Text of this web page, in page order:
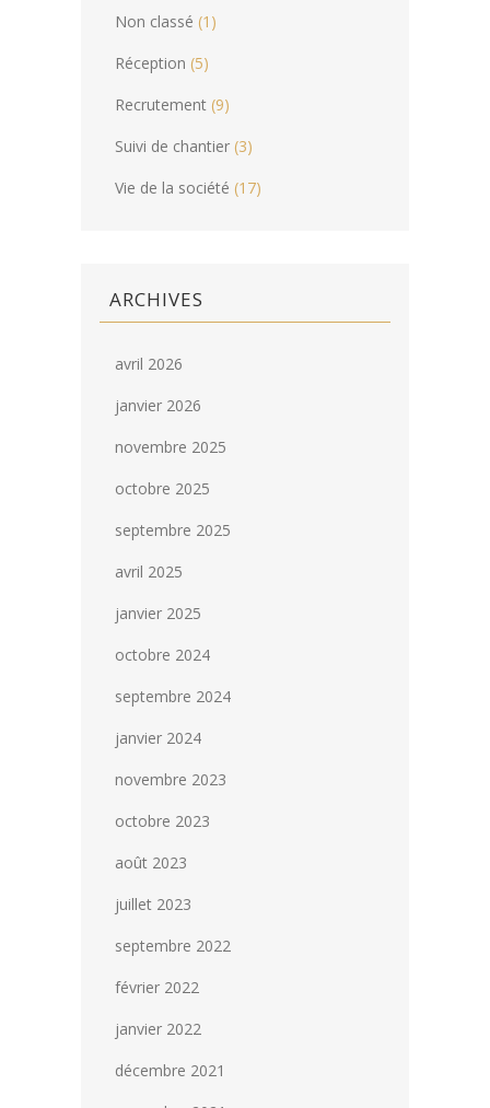
Non classé (1)
Réception (5)
Recrutement (9)
Suivi de chantier (3)
Vie de la société (17)
ARCHIVES
avril 2026
janvier 2026
novembre 2025
octobre 2025
septembre 2025
avril 2025
janvier 2025
octobre 2024
septembre 2024
janvier 2024
novembre 2023
octobre 2023
août 2023
juillet 2023
septembre 2022
février 2022
janvier 2022
décembre 2021